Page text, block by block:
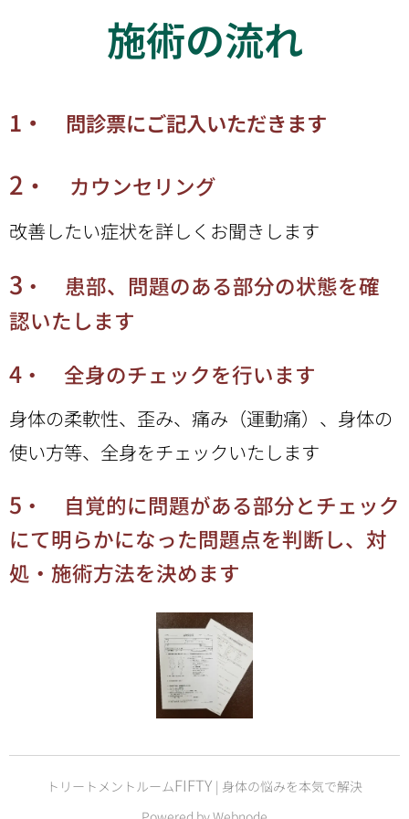
施術の流れ
1 ・ 問診票にご記入いただきます
2 ・ カウンセリング
改善したい症状を詳しくお聞きします
3 ・ 患部、問題のある部分の状態を確
認いたします
4 ・ 全身のチェックを行います
身体の柔軟性、歪み、痛み（運動痛）、身体の
使い方等、全身をチェックいたします
5 ・ 自覚的に問題がある部分とチェック
にて明らかになった問題点を判断し、対
処・施術方法を決めます
トリートメントルームFIFTY | 身体の悩みを本気で解決